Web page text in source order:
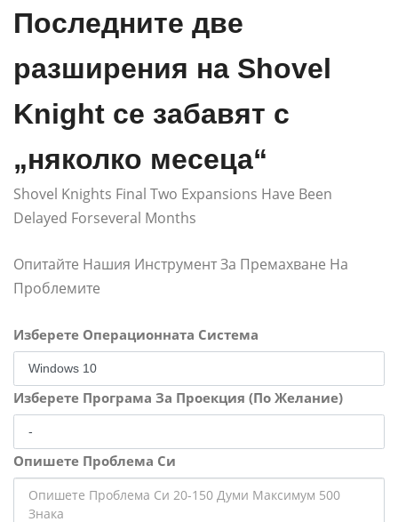
Последните две
разширения на Shovel
Knight се забавят с
„няколко месеца“
Shovel Knights Final Two Expansions Have Been
Delayed Forseveral Months
Опитайте Нашия Инструмент За Премахване На
Проблемите
Изберете Операционната Система
Изберете Програма За Проекция (По Желание)
Опишете Проблема Си